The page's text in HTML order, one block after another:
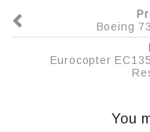
Boeing
Eurocopter
You